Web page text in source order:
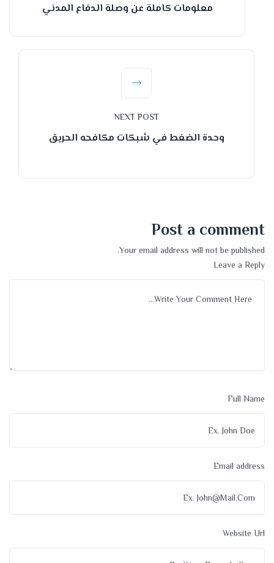
معلومات كاملة عن وصلة الدفاع المدني
NEXT POST
وحدة الضغط في شبكات مكافحه الحريق
Post a comment
Your email address will not be published.
Leave a Reply
Full Name
Email address
Website Url